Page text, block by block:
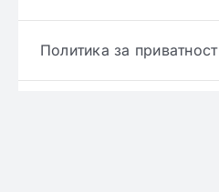
Политика за приватност